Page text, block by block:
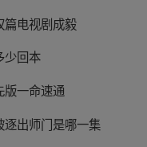
篇电视剧成毅
少回本
版一命速通
逐出师门是哪一集